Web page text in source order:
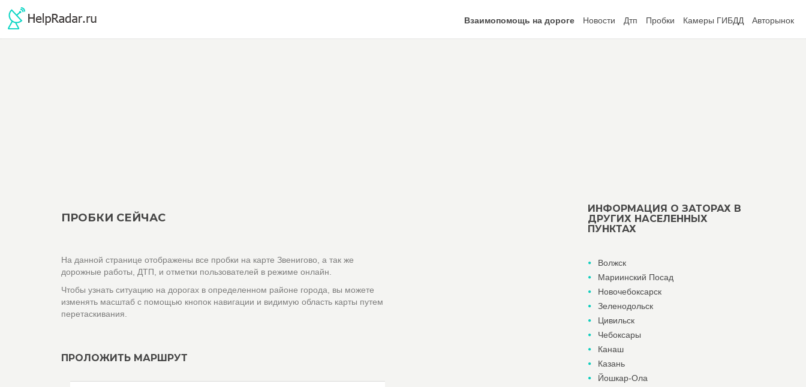
Взаимопомощь на дороге Новости Дтп Пробки Камеры ГИБДД Авторынок
ПРОБКИ СЕЙЧАС
На данной странице отображены все пробки на карте Звенигово, а так же
дорожные работы, ДТП, и отметки пользователей в режиме онлайн.
Чтобы узнать ситуацию на дорогах в определенном районе города, вы можете
изменять масштаб с помощью кнопок навигации и видимую область карты путем
перетаскивания.
ПРОЛОЖИТЬ МАРШРУТ
ИНФОРМАЦИЯ О ЗАТОРАХ В
ДРУГИХ НАСЕЛЕННЫХ
ПУНКТАХ
Волжск
Мариинский Посад
Новочебоксарск
Зеленодольск
Цивильск
Чебоксары
Канаш
Казань
Йошкар-Ола